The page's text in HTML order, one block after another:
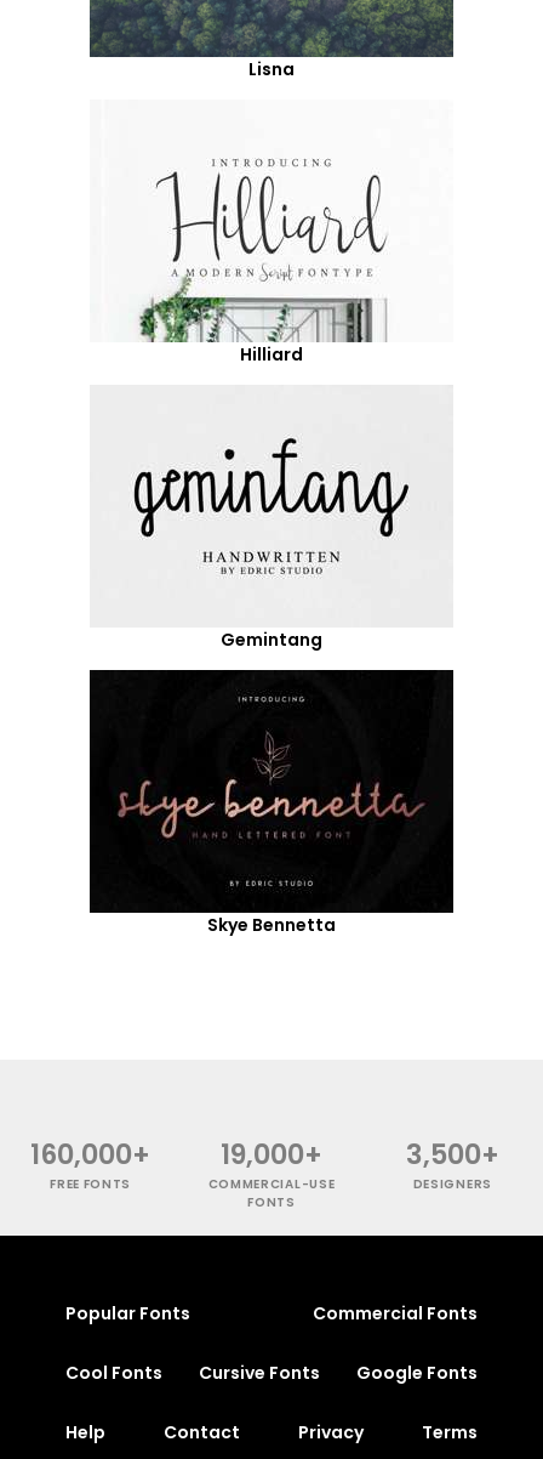
Lisna
Hilliard
Gemintang
Skye Bennetta
160,000+
FREE FONTS
19,000+
COMMERCIAL-USE
FONTS
3,500+
DESIGNERS
Popular Fonts Commercial Fonts
Cool Fonts Cursive Fonts Google Fonts
Help Contact Privacy Terms